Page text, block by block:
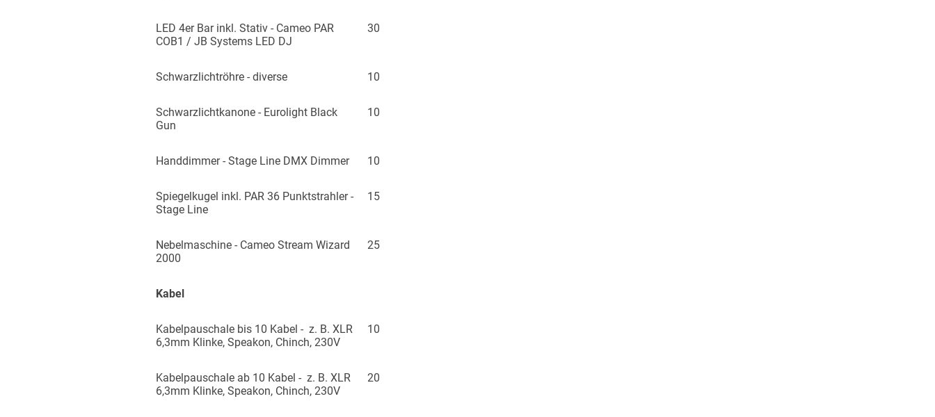
LED 4er Bar inkl. Stativ - Cameo PAR
COB1 / JB Systems LED DJ
30
Schwarzlichtröhre - diverse 10
Schwarzlichtkanone - Eurolight Black
Gun
10
Handdimmer - Stage Line DMX Dimmer 10
Spiegelkugel inkl. PAR 36 Punktstrahler -
Stage Line
15
Nebelmaschine - Cameo Stream Wizard
2000
25
Kabel
Kabelpauschale bis 10 Kabel - z. B. XLR
6,3mm Klinke, Speakon, Chinch, 230V
10
Kabelpauschale ab 10 Kabel - z. B. XLR
6,3mm Klinke, Speakon, Chinch, 230V
20